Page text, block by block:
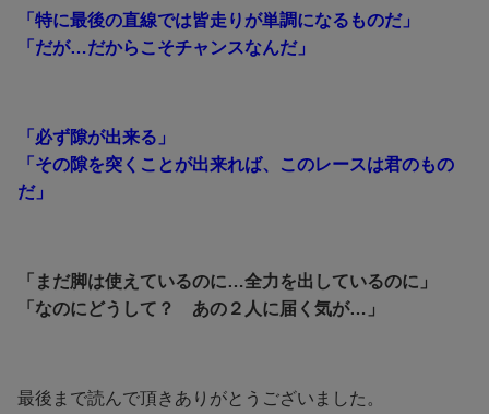
「特に最後の直線では皆走りが単調になるものだ」
「だが…だからこそチャンスなんだ」
「必ず隙が出来る」
「その隙を突くことが出来れば、このレースは君のもの
だ」
「まだ脚は使えているのに…全力を出しているのに」
「なのにどうして？ あの２人に届く気が…」
最後まで読んで頂きありがとうございました。